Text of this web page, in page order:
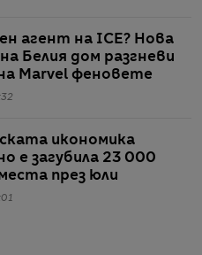
агент на ICE? Нова
Белия дом разгневи
Marvel феновете
икономика
е загубила 23 000
през юли